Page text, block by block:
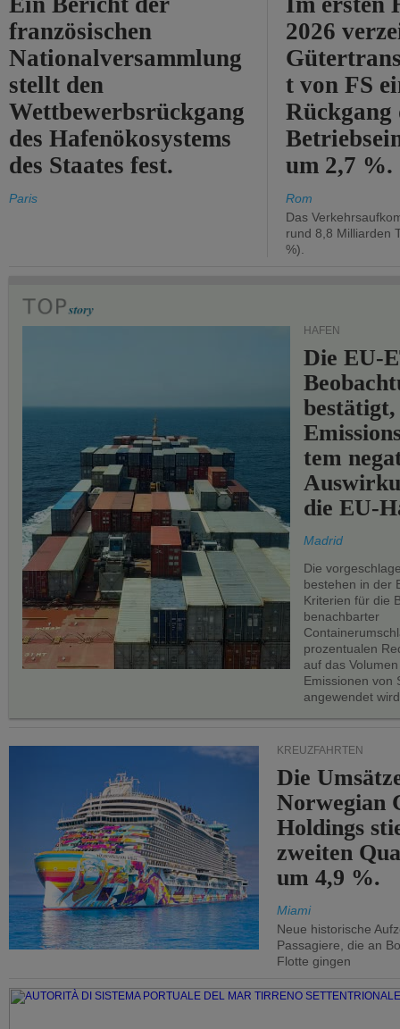
französischen
Nationalversammlung
stellt den
Wettbewerbsrückgang
des Hafenökosystems
des Staates fest.
Paris
2026
t von FS
Rückgang
um 2,7 %.
Rom
Das
rund 8,8 Milliarden
%).
HÄFEN
Die EU-
bestätigt,
tem
die EU-
Madrid
Die
bestehen in der
Kriterien für die
benachbarter
prozentualen
auf das
Emissionen von
angewendet
KREUZFAHRTEN
Die
Norwegian
Holdings
zweiten
um 4,9 %.
Miami
Neue historische
Passagiere, die an
Flotte gingen